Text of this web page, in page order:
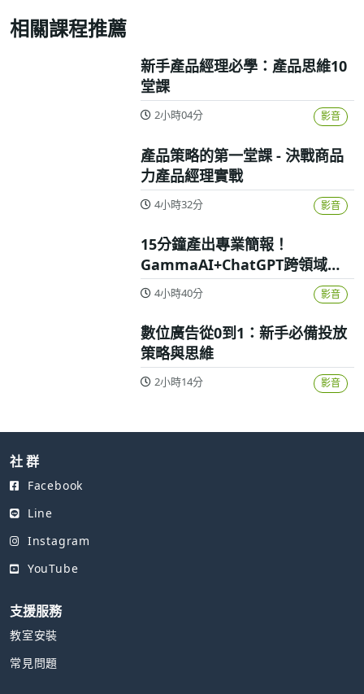
相關課程推薦
新手產品經理必學：產品思維10
堂課
2小時04分 影音
產品策略的第一堂課 - 決戰商品
力產品經理實戰
4小時32分 影音
15分鐘產出專業簡報！
GammaAI+ChatGPT跨領域高
效實戰攻略
4小時40分 影音
數位廣告從0到1：新手必備投放
策略與思維
2小時14分 影音
社 群
Facebook
Line
Instagram
YouTube
支援服務
教室安裝
常見問題